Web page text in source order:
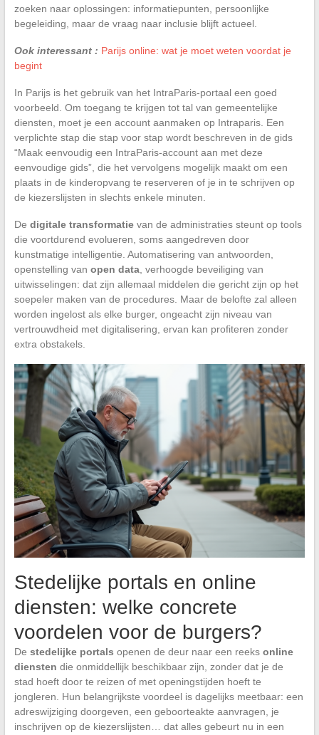
zoeken naar oplossingen: informatiepunten, persoonlijke
begeleiding, maar de vraag naar inclusie blijft actueel.
Ook interessant : Parijs online: wat je moet weten voordat je
begint
In Parijs is het gebruik van het IntraParis-portaal een goed
voorbeeld. Om toegang te krijgen tot tal van gemeentelijke
diensten, moet je een account aanmaken op Intraparis. Een
verplichte stap die stap voor stap wordt beschreven in de gids
“Maak eenvoudig een IntraParis-account aan met deze
eenvoudige gids”, die het vervolgens mogelijk maakt om een
plaats in de kinderopvang te reserveren of je in te schrijven op
de kiezerslijsten in slechts enkele minuten.
De digitale transformatievan de administraties steunt op tools
die voortdurend evolueren, soms aangedreven door
kunstmatige intelligentie. Automatisering van antwoorden,
openstelling van open data, verhoogde beveiliging van
uitwisselingen: dat zijn allemaal middelen die gericht zijn op het
soepeler maken van de procedures. Maar de belofte zal alleen
worden ingelost als elke burger, ongeacht zijn niveau van
vertrouwdheid met digitalisering, ervan kan profiteren zonder
extra obstakels.
Stedelijke portals en online
diensten: welke concrete
voordelen voor de burgers?
De stedelijke portals openen de deur naar een reeks online
diensten die onmiddellijk beschikbaar zijn, zonder dat je de
stad hoeft door te reizen of met openingstijden hoeft te
jongleren. Hun belangrijkste voordeel is dagelijks meetbaar: een
adreswijziging doorgeven, een geboorteakte aanvragen, je
inschrijven op de kiezerslijsten… dat alles gebeurt nu in een